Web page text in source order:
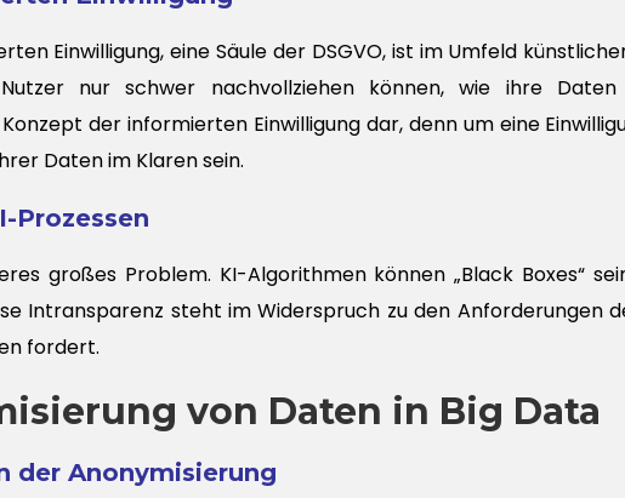
Einwilligung, eine Säule der DSGVO, ist im Umfeld
Nutzer nur schwer nachvollziehen können, wie ihre
der informierten Einwilligung dar, denn um eine
Daten im Klaren sein.
Prozessen
großes Problem. KI-Algorithmen können „Black Boxes“
Intransparenz steht im Widerspruch zu den Anforderungen
fordert.
von Daten in Big Data
der Anonymisierung